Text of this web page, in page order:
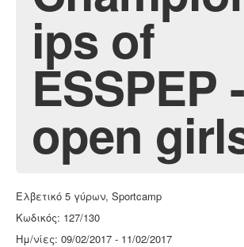
Loginips of
ESSPEP -
open
Ελβετικό 5 γύρων, Sportcamp
Κωδικός: 127/130
Ημ/νίες: 09/02/2017 - 11/02/2017